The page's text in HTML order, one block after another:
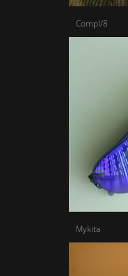
Compl/8
Mykita